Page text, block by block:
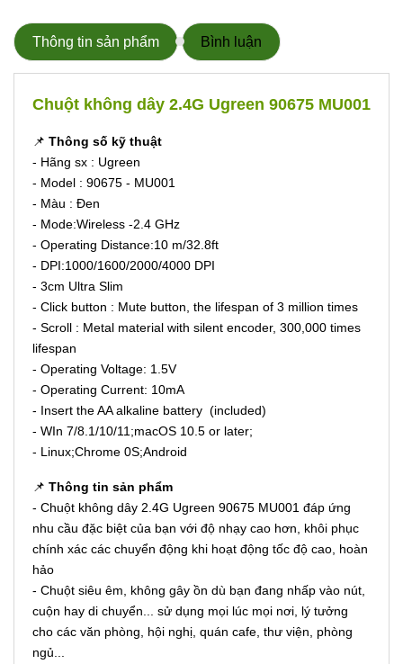
Thông tin sản phẩm Bình luận
Chuột không dây 2.4G Ugreen 90675 MU001
📌 Thông số kỹ thuật
- Hãng sx : Ugreen
- Model : 90675 - MU001
- Màu : Đen
- Mode:Wireless -2.4 GHz
- Operating Distance:10 m/32.8ft
- DPI:1000/1600/2000/4000 DPI
- 3cm Ultra Slim
- Click button : Mute button, the lifespan of 3 million times
- Scroll : Metal material with silent encoder, 300,000 times
lifespan
- Operating Voltage: 1.5V
- Operating Current: 10mA
- Insert the AA alkaline battery (included)
- WIn 7/8.1/10/11;macOS 10.5 or later;
- Linux;Chrome 0S;Android
📌 Thông tin sản phẩm
- Chuột không dây 2.4G Ugreen 90675 MU001 đáp ứng
nhu cầu đặc biệt của bạn với độ nhạy cao hơn, khôi phục
chính xác các chuyển động khi hoạt động tốc độ cao, hoàn
hảo
- Chuột siêu êm, không gây ồn dù bạn đang nhấp vào nút,
cuộn hay di chuyển... sử dụng mọi lúc mọi nơi, lý tưởng
cho các văn phòng, hội nghị, quán cafe, thư viện, phòng
ngủ...